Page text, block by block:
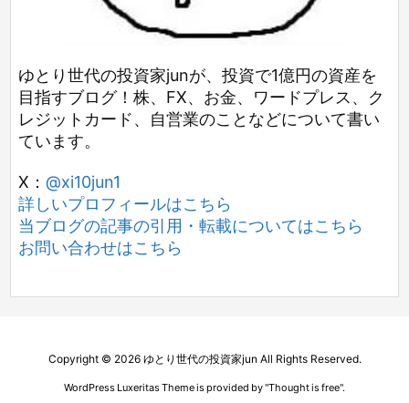
ゆとり世代の投資家junが、投資で1億円の資産を
目指すブログ！株、FX、お金、ワードプレス、ク
レジットカード、自営業のことなどについて書い
ています。
X： @xi10jun1
詳しいプロフィールはこちら
当ブログの記事の引用・転載についてはこちら
お問い合わせはこちら
Copyright © 2026 ゆとり世代の投資家jun All Rights Reserved.
WordPress Luxeritas Theme is provided by "Thought is free".